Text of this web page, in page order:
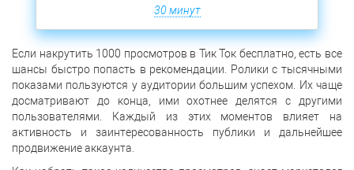
30 минут
Если накрутить 1000 просмотров в Тик Ток бесплатно, есть все
шансы быстро попасть в рекомендации. Ролики с тысячными
показами пользуются у аудитории большим успехом. Их чаще
досматривают до конца, ими охотнее делятся с другими
пользователями. Каждый из этих моментов влияет на
активность и заинтересованность публики и дальнейшее
продвижение аккаунта.